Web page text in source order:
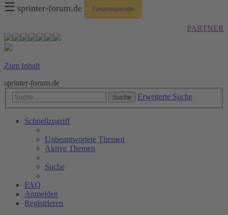
☰ sprinter-forum.de Forumsspende
PARTNER
Zum Inhalt
sprinter-forum.de
Suche Erweiterte Suche
Schnellzugriff
Unbeantwortete Themen
Aktive Themen
Suche
FAQ
Anmelden
Registrieren